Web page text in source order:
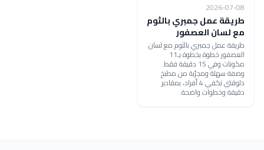
2026-07-08
طريقة عمل جمبري بالثوم
مع لسان العصفور
طريقة عمل جمبري بالثوم مع لسان
العصفور خطوة بخطوة بـ11
مكونات وفي 15 دقيقة فقط.
وصفة سهلة ومجرّبة من مطبخ
دلوقتي تكفي 4 أفراد، بمقادير
دقيقة وخطوات واضحة.